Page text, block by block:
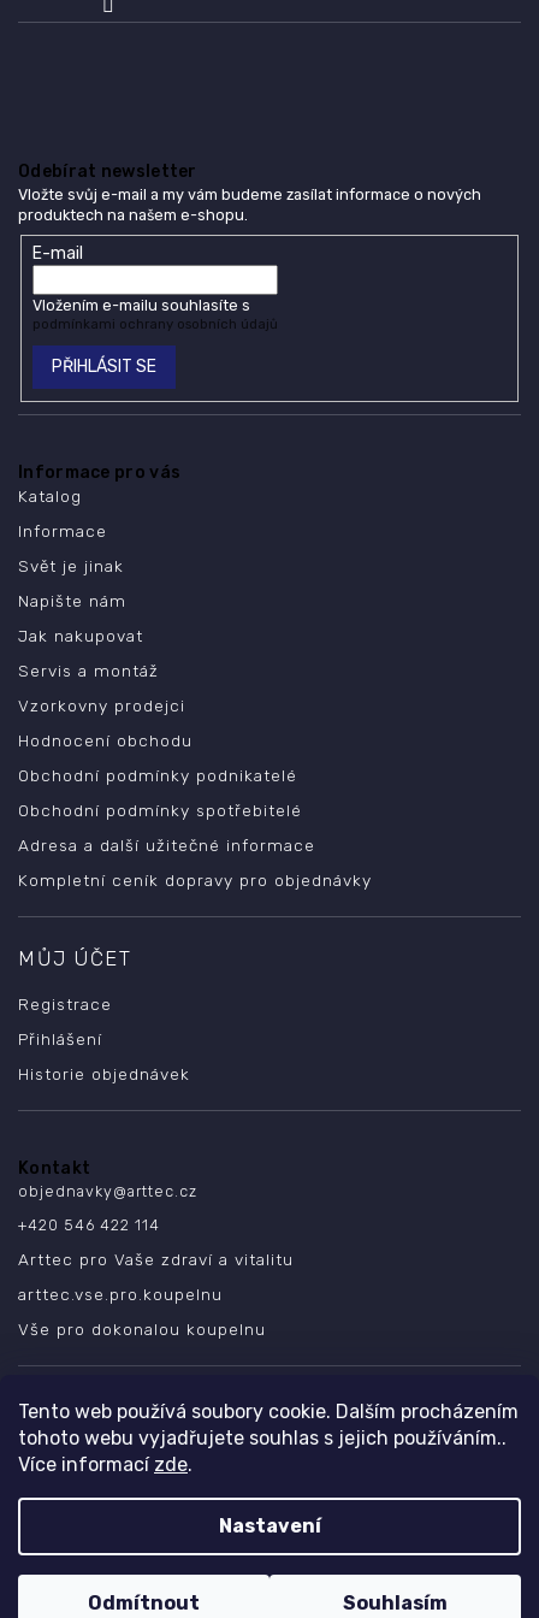
Tento web používá soubory cookie. Dalším procházením
tohoto webu vyjadřujete souhlas s jejich používáním..
Více informací zde.
Nastavení
Odmítnout Souhlasím
Odebírat newsletter
Vložte svůj e-mail a my vám budeme zasílat informace o nových
produktech na našem e-shopu.
E-mail
Vložením e-mailu souhlasíte s
podmínkami ochrany osobních údajů
PŘIHLÁSIT SE
Informace pro vás
Katalog
Informace
Svět je jinak
Napište nám
Jak nakupovat
Servis a montáž
Vzorkovny prodejci
Hodnocení obchodu
Obchodní podmínky podnikatelé
Obchodní podmínky spotřebitelé
Adresa a další užitečné informace
Kompletní ceník dopravy pro objednávky
MŮJ ÚČET
Registrace
Přihlášení
Historie objednávek
Kontakt
objednavky@arttec.cz
+420 546 422 114
Arttec pro Vaše zdraví a vitalitu
arttec.vse.pro.koupelnu
Vše pro dokonalou koupelnu
SLEDUJTE NÁS
Copyright 2026ARTTEC s.r.o.. Všechna práva vyhrazena.